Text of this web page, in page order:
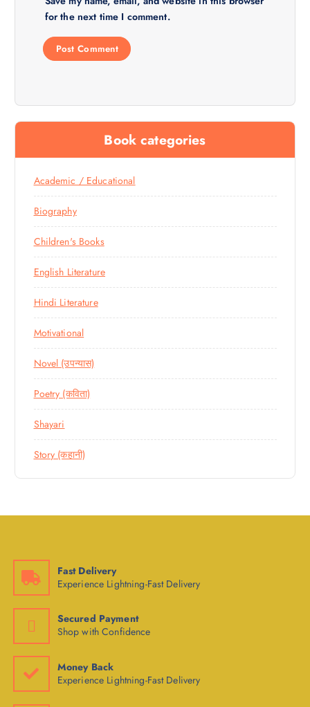
for the next time I comment.
Book categories
Academic / Educational
Biography
Children's Books
English Literature
Hindi Literature
Motivational
Novel (उपन्यास)
Poetry (कविता)
Shayari
Story (कहानी)
Fast Delivery
Experience Lightning-Fast Delivery
Secured Payment
Shop with Confidence
Money Back
Experience Lightning-Fast Delivery